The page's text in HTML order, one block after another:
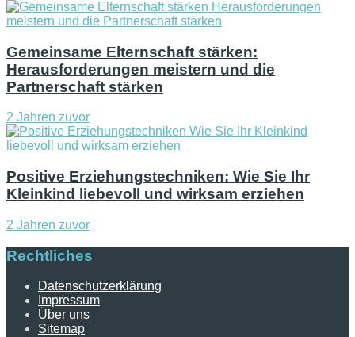
Gemeinsame Elternschaft stärken:
Herausforderungen meistern und die
Partnerschaft stärken
2 Jahren zuvor
Positive Erziehungstechniken: Wie Sie Ihr
Kleinkind liebevoll und wirksam erziehen
2 Jahren zuvor
Rechtliches
Datenschutzerklärung
Impressum
Über uns
Sitemap